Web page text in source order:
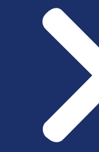
voor de
genomen.
van
scope in
moeten